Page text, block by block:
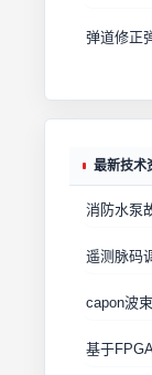
弹道修正
最新技术
消防水泵
遥测脉码
capon波
基于